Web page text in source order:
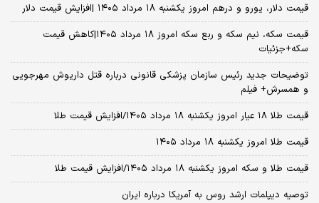
قیمت دلار، یورو و درهم امروز یکشنبه ۱۸ مرداد ۱۴۰۵ |افزایش قیمت دلار
قیمت سکه، نیم سکه و ربع سکه امروز ۱۸ مرداد ۱۴۰۵|کاهش قیمت
سکه+جزئیات
توضیحات جدید رئیس سازمان پزشکی قانونی درباره قتل داریوش مهرجویی
و همسرش+ فیلم
قیمت طلا ۱۸ عیار امروز یکشنبه ۱۸ مرداد ۱۴۰۵/افزایش قیمت طلا
قیمت طلا امروز یکشنبه ۱۸ مرداد ۱۴۰۵
قیمت طلا و سکه امروز یکشنبه ۱۸ مرداد ۱۴۰۵/افزایش قیمت طلا
توصیه دیپلمات ارشد روس به آمریکا درباره ایران